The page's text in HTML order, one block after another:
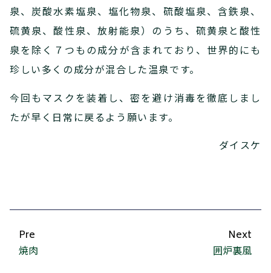
泉、炭酸水素塩泉、塩化物泉、硫酸塩泉、含鉄泉、
硫黄泉、酸性泉、放射能泉）のうち、硫黄泉と酸性
泉を除く７つもの成分が含まれており、世界的にも
珍しい多くの成分が混合した温泉です。
今回もマスクを装着し、密を避け消毒を徹底しまし
たが早く日常に戻るよう願います。
ダイスケ
Pre
焼肉
Next
囲炉裏風